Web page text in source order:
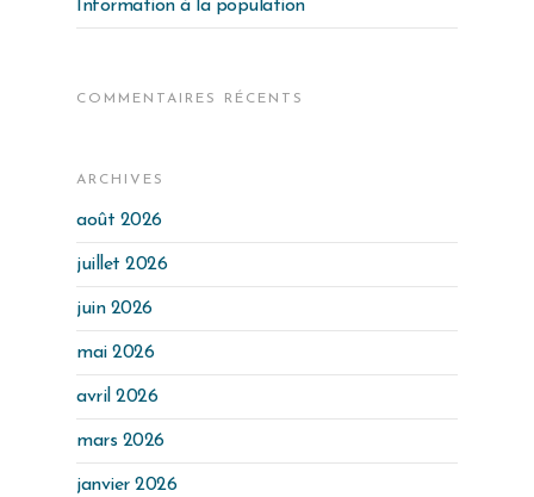
Information à la population
COMMENTAIRES RÉCENTS
ARCHIVES
août 2026
juillet 2026
juin 2026
mai 2026
avril 2026
mars 2026
janvier 2026